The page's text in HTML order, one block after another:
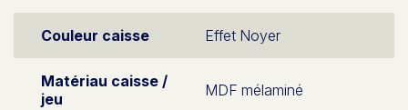
Couleur caisse Effet Noyer
Matériau caisse /
jeu
MDF mélaminé